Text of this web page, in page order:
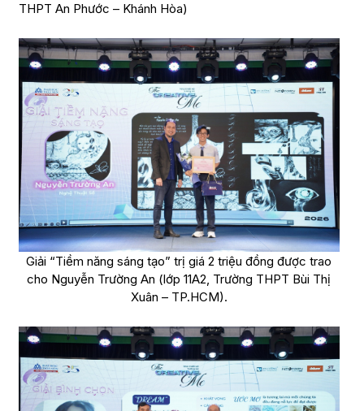
THPT An Phước – Khánh Hòa)
Giải “Tiềm năng sáng tạo” trị giá 2 triệu đồng được trao
cho Nguyễn Trường An (lớp 11A2, Trường THPT Bùi Thị
Xuân – TP.HCM).